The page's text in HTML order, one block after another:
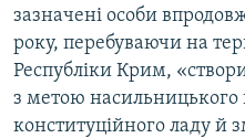
зазначені особи
року, перебуваючи на
Республіки Крим,
з метою насильницького
конституційного ладу й